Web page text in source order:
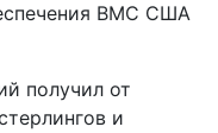
ВМС США
получил от
и